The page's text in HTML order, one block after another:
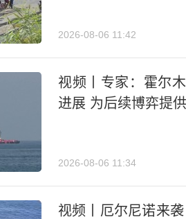
2026-08-06 11:42
视频丨专家：霍尔
进展 为后续博弈提
2026-08-06 11:34
视频丨厄尔尼诺来